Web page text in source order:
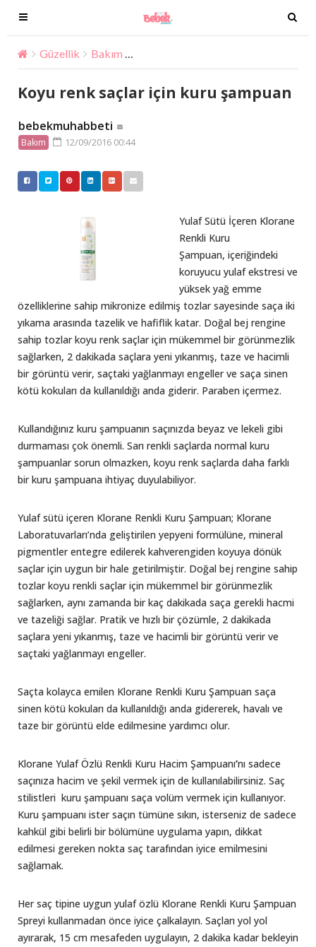
T
o
g
g
l
e
n
a
v
i
T
o
g
e
t
n
Güzellik Bakım
Koyu renk saçlar için kuru şampuan
bebekmuhabbeti
Bakım 12/09/2016 00:44
Yulaf Sütü İçeren Klorane
Renkli Kuru
Şampuan, içeriğindeki
koruyucu yulaf ekstresi ve
yüksek yağ emme
özelliklerine sahip mikronize edilmiş tozlar sayesinde saça iki
yıkama arasında tazelik ve hafiflik katar. Doğal bej rengine
sahip tozlar koyu renk saçlar için mükemmel bir görünmezlik
sağlarken, 2 dakikada saçlara yeni yıkanmış, taze ve hacimli
bir görüntü verir, saçtaki yağlanmayı engeller ve saça sinen
kötü kokuları da kullanıldığı anda giderir. Paraben içermez.
Kullandığınız kuru şampuanın saçınızda beyaz ve lekeli gibi
durmaması çok önemli. Sarı renkli saçlarda normal kuru
şampuanlar sorun olmazken, koyu renk saçlarda daha farklı
bir kuru şampuana ihtiyaç duyulabiliyor.
Yulaf sütü içeren Klorane Renkli Kuru Şampuan; Klorane
Laboratuvarları’nda geliştirilen yepyeni formülüne, mineral
pigmentler entegre edilerek kahverengiden koyuya dönük
saçlar için uygun bir hale getirilmiştir. Doğal bej rengine sahip
tozlar koyu renkli saçlar için mükemmel bir görünmezlik
sağlarken, aynı zamanda bir kaç dakikada saça gerekli hacmi
ve tazeliği sağlar. Pratik ve hızlı bir çözümle, 2 dakikada
saçlara yeni yıkanmış, taze ve hacimli bir görüntü verir ve
saçtaki yağlanmayı engeller.
Saçta kolayca emilen Klorane Renkli Kuru Şampuan saça
sinen kötü kokuları da kullanıldığı anda gidererek, havalı ve
taze bir görüntü elde edilmesine yardımcı olur.
Klorane Yulaf Özlü Renkli Kuru Hacim Şampuanı’nı sadece
saçınıza hacim ve şekil vermek için de kullanılabilirsiniz. Saç
stilistleri kuru şampuanı saça volüm vermek için kullanıyor.
Kuru şampuanı ister saçın tümüne sıkın, isterseniz de sadece
kahkül gibi belirli bir bölümüne uygulama yapın, dikkat
edilmesi gereken nokta saç tarafından iyice emilmesini
sağlamak.
Her saç tipine uygun yulaf özlü Klorane Renkli Kuru Şampuan
Spreyi kullanmadan önce iyice çalkalayın. Saçları yol yol
ayırarak, 15 cm mesafeden uygulayın, 2 dakika kadar bekleyin